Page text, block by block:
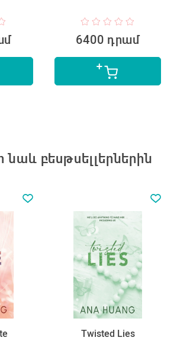
6400 դրամ
բեսթսելլերներին
Twisted Lies